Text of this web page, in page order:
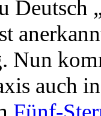
Deutsch
Nun
auch